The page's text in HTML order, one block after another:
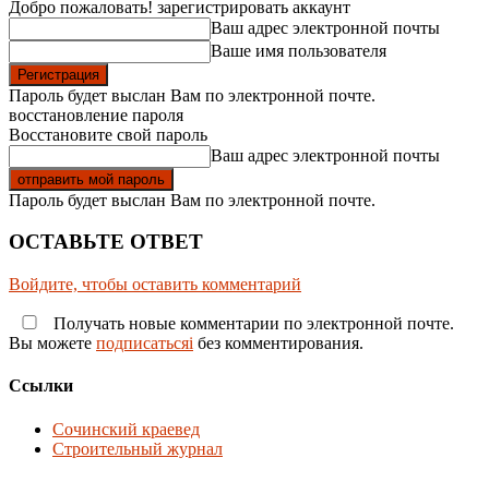
Добро пожаловать! зарегистрировать аккаунт
Ваш адрес электронной почты
Ваше имя пользователя
Пароль будет выслан Вам по электронной почте.
восстановление пароля
Восстановите свой пароль
Ваш адрес электронной почты
Пароль будет выслан Вам по электронной почте.
ОСТАВЬТЕ ОТВЕТ
Войдите, чтобы оставить комментарий
Получать новые комментарии по электронной почте.
Вы можете подписатьсяi без комментирования.
Ссылки
Сочинский краевед
Строительный журнал